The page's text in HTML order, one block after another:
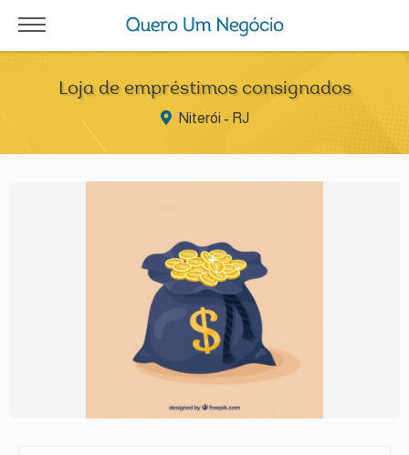
Loja de empréstimos consignados
Niterói - RJ